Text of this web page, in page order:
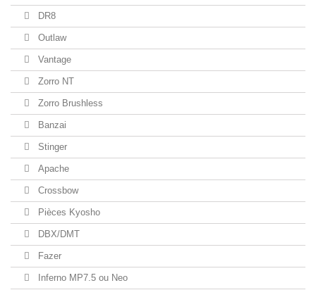
DR8
Outlaw
Vantage
Zorro NT
Zorro Brushless
Banzai
Stinger
Apache
Crossbow
Pièces Kyosho
DBX/DMT
Fazer
Inferno MP7.5 ou Neo